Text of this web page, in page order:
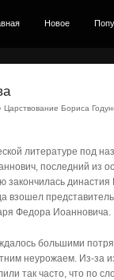
Новое
Царствование Бориса
литературе под
последний из
закончилась
взошел
Федора Иоанновича.
большими
неурожаем. Из-за
так часто, что по